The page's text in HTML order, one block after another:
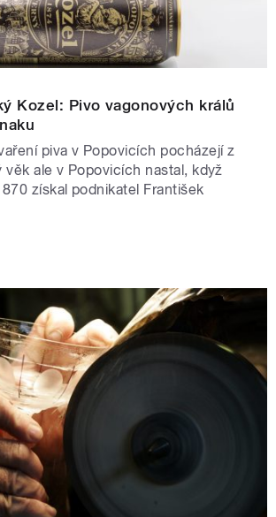
Kozel: Pivo vagonových králů
piva v Popovicích pocházejí z
věk ale v Popovicích nastal, když
získal podnikatel František